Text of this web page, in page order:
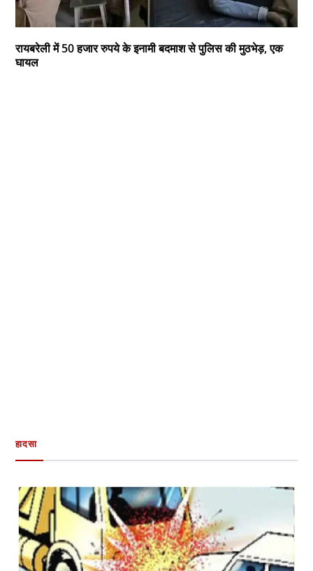
रायबरेली में 50 हजार रुपये के इनामी बदमाश से पुलिस की मुठभेड़, एक
घायल
हादसा